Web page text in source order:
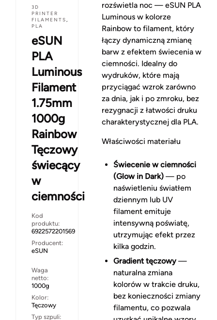
3D
PRINTER
FILAMENTS,
PLA
eSUN
PLA
Luminous
Filament
1.75mm
1000g
Rainbow
Tęczowy
świecący
w
ciemności
Kod
produktu:
6922572201569
Producent:
eSUN
Waga
netto:
1000g
Kolor:
Tęczowy
Typ szpuli:
rozświetla noc — eSUN PLA
Luminous w kolorze
Rainbow to filament, który
łączy dynamiczną zmianę
barw z efektem świecenia w
ciemności. Idealny do
wydruków, które mają
przyciągać wzrok zarówno
za dnia, jak i po zmroku, bez
rezygnacji z łatwości druku
charakterystycznej dla PLA.
Właściwości materiału
Świecenie w ciemności
(Glow in Dark)— po
naświetleniu światłem
dziennym lub UV
filament emituje
intensywną poświatę,
utrzymując efekt przez
kilka godzin.
Gradient tęczowy—
naturalna zmiana
kolorów w trakcie druku,
bez konieczności zmiany
filamentu, co pozwala